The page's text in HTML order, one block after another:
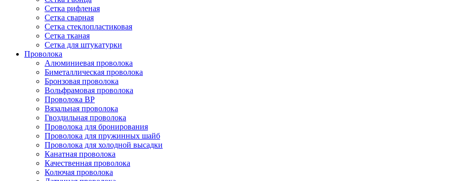
Сетка рифленая
Сетка сварная
Сетка стеклопластиковая
Сетка тканая
Сетка для штукатурки
Проволока
Алюминиевая проволока
Биметаллическая проволока
Бронзовая проволока
Вольфрамовая проволока
Проволока ВР
Вязальная проволока
Гвоздильная проволока
Проволока для бронирования
Проволока для пружинных шайб
Проволока для холодной высадки
Канатная проволока
Качественная проволока
Колючая проволока